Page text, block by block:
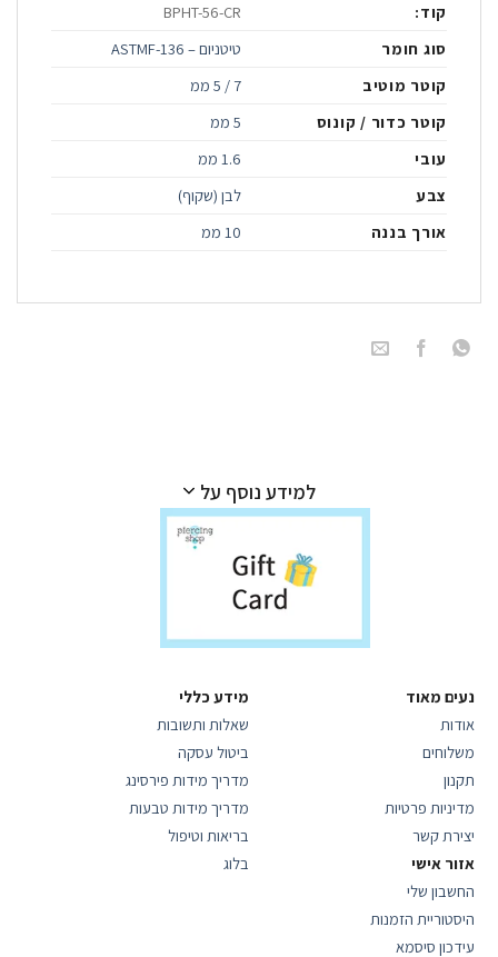
קוד:
BPHT-56-CR
סוג חומר
טיטניום – ASTMF-136
קוטר מוטיב
7 / 5 ממ
קוטר כדור / קונוס
5 ממ
עובי
1.6 ממ
צבע
לבן (שקוף)
אורך בננה
10 ממ
למידע נוסף על
נעים מאוד
אודות
משלוחים
תקנון
מדיניות פרטיות
יצירת קשר
אזור אישי
החשבון שלי
היסטוריית הזמנות
עידכון סיסמא
מידע כללי
שאלות ותשובות
ביטול עסקה
מדריך מידות פירסינג
מדריך מידות טבעות
בריאות וטיפול
בלוג